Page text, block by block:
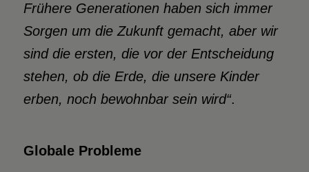
Frühere Generationen haben sich immer
Sorgen um die Zukunft gemacht, aber wir
sind die ersten, die vor der Entscheidung
stehen, ob die Erde, die unsere Kinder
erben, noch bewohnbar sein wird“.
Globale Probleme